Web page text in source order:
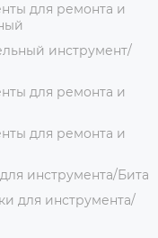
для ремонта и
инструмент/
для ремонта и
для ремонта и
инструмента/Бита
для инструмента/